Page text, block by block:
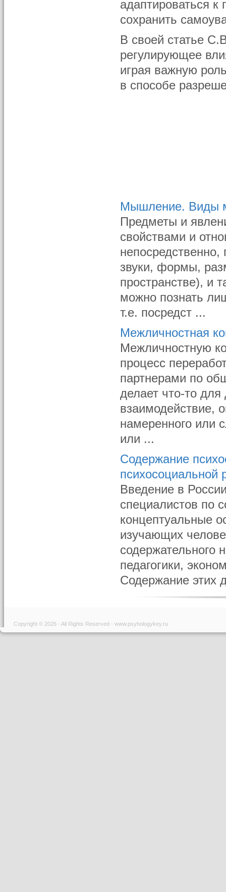
адаптироваться
сохранить
В своей статье
регулирующее
играя важную
в способе
Мышление. Виды
Предметы и
свойствами и
звуки, формы,
пространстве), и
можно познать
т.е. посредст ...
Межличностная
Межличностную
процесс
партнерами по
делает что-то для
взаимодействие,
намеренного или
или ...
Содержание
психосоциальной
Введение в
специалистов по
концептуальные
изучающих
содержательного
педагогики,
Содержание этих
Copyright © 2026 - All Rights Reserved - www.psyhologykey.ru